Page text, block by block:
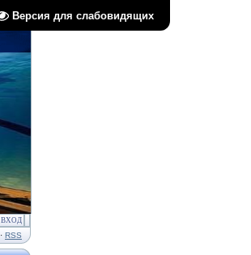
Версия для слабовидящих
ВХОД
· RSS